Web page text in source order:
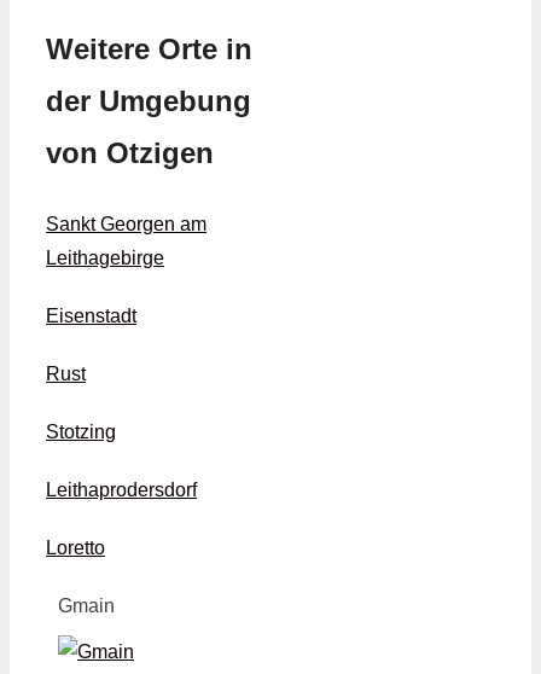
Weitere Orte in
der Umgebung
von Otzigen
Sankt Georgen am
Leithagebirge
Eisenstadt
Rust
Stotzing
Leithaprodersdorf
Loretto
Gmain